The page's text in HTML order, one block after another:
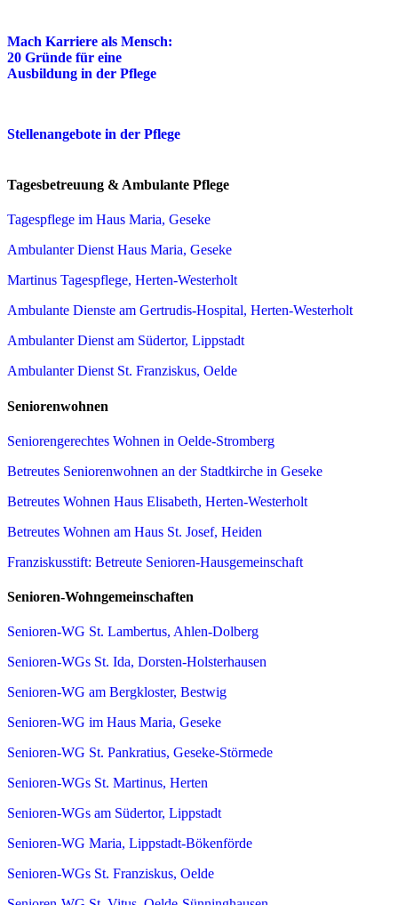
Mach Karriere als Mensch:
20 Gründe für eine
Ausbildung in der Pflege
Stellenangebote in der Pflege
Tagesbetreuung & Ambulante Pflege
Tagespflege im Haus Maria, Geseke
Ambulanter Dienst Haus Maria, Geseke
Martinus Tagespflege, Herten-Westerholt
Ambulante Dienste am Gertrudis-Hospital, Herten-Westerholt
Ambulanter Dienst am Südertor, Lippstadt
Ambulanter Dienst St. Franziskus, Oelde
Seniorenwohnen
Seniorengerechtes Wohnen in Oelde-Stromberg
Betreutes Seniorenwohnen an der Stadtkirche in Geseke
Betreutes Wohnen Haus Elisabeth, Herten-Westerholt
Betreutes Wohnen am Haus St. Josef, Heiden
Franziskusstift: Betreute Senioren-Hausgemeinschaft
Senioren-Wohngemeinschaften
Senioren-WG St. Lambertus, Ahlen-Dolberg
Senioren-WGs St. Ida, Dorsten-Holsterhausen
Senioren-WG am Bergkloster, Bestwig
Senioren-WG im Haus Maria, Geseke
Senioren-WG St. Pankratius, Geseke-Störmede
Senioren-WGs St. Martinus, Herten
Senioren-WGs am Südertor, Lippstadt
Senioren-WG Maria, Lippstadt-Bökenförde
Senioren-WGs St. Franziskus, Oelde